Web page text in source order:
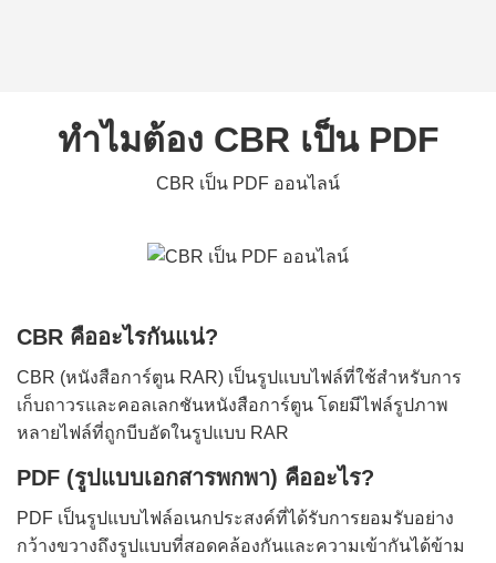
ทำไมต้อง CBR เป็น PDF
CBR เป็น PDF ออนไลน์
CBR คืออะไรกันแน่?
CBR (หนังสือการ์ตูน RAR) เป็นรูปแบบไฟล์ที่ใช้สำหรับการ
เก็บถาวรและคอลเลกชันหนังสือการ์ตูน โดยมีไฟล์รูปภาพ
หลายไฟล์ที่ถูกบีบอัดในรูปแบบ RAR
PDF (รูปแบบเอกสารพกพา) คืออะไร?
PDF เป็นรูปแบบไฟล์อเนกประสงค์ที่ได้รับการยอมรับอย่าง
กว้างขวางถึงรูปแบบที่สอดคล้องกันและความเข้ากันได้ข้าม